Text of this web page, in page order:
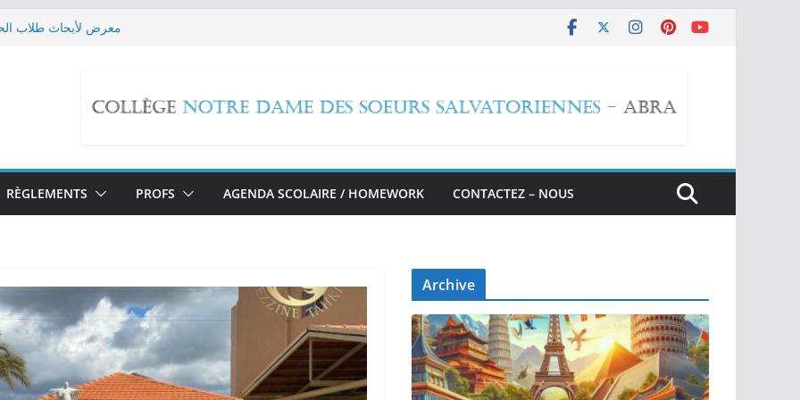
معرض لأبحاث طلاب
مسيرة صلاة بمناسبة تطويب
RÈGLEMENTS PROFS AGENDA SCOLAIRE / HOMEWORK CONTACTEZ – NOUS
Archive